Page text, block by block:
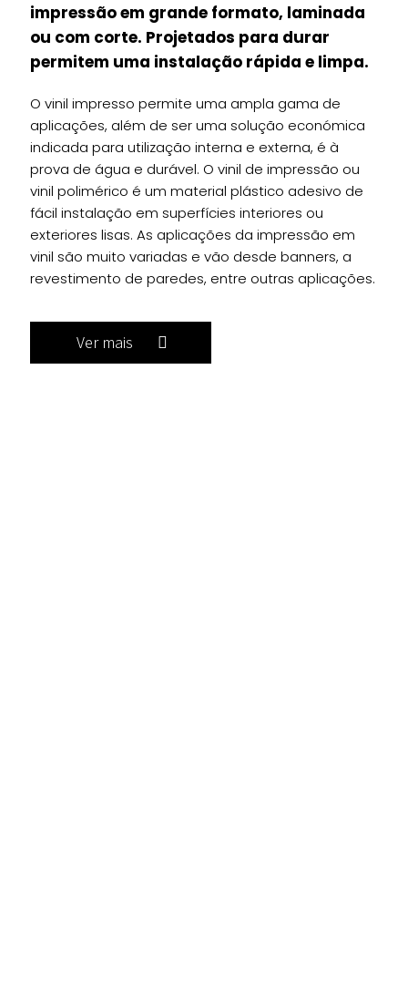
impressão em grande formato, laminada
ou com corte. Projetados para durar
permitem uma instalação rápida e limpa.
O vinil impresso permite uma ampla gama de
aplicações, além de ser uma solução económica
indicada para utilização interna e externa, é à
prova de água e durável. O vinil de impressão ou
vinil polimérico é um material plástico adesivo de
fácil instalação em superfícies interiores ou
exteriores lisas. As aplicações da impressão em
vinil são muito variadas e vão desde banners, a
revestimento de paredes, entre outras aplicações.
Ver mais